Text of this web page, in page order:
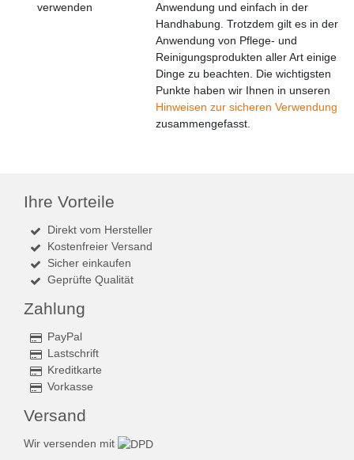
verwenden
Anwendung und einfach in der
Handhabung. Trotzdem gilt es in der
Anwendung von Pflege- und
Reinigungsprodukten aller Art einige
Dinge zu beachten. Die wichtigsten
Punkte haben wir Ihnen in unseren
Hinweisen zur sicheren Verwendung
zusammengefasst.
Ihre Vorteile
Direkt vom Hersteller
Kostenfreier Versand
Sicher einkaufen
Geprüfte Qualität
Zahlung
PayPal
Lastschrift
Kreditkarte
Vorkasse
Versand
Wir versenden mit